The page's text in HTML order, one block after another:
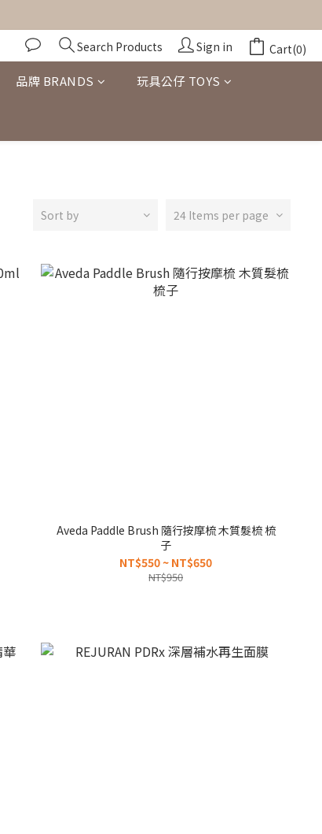
Search Products Sign in Cart(0)
品牌 BRANDS 玩具公仔 TOYS
Sort by 24 Items per page
Aveda Paddle Brush 隨行按摩梳 木質髮梳 梳
子
NT$550 ~ NT$650
NT$950